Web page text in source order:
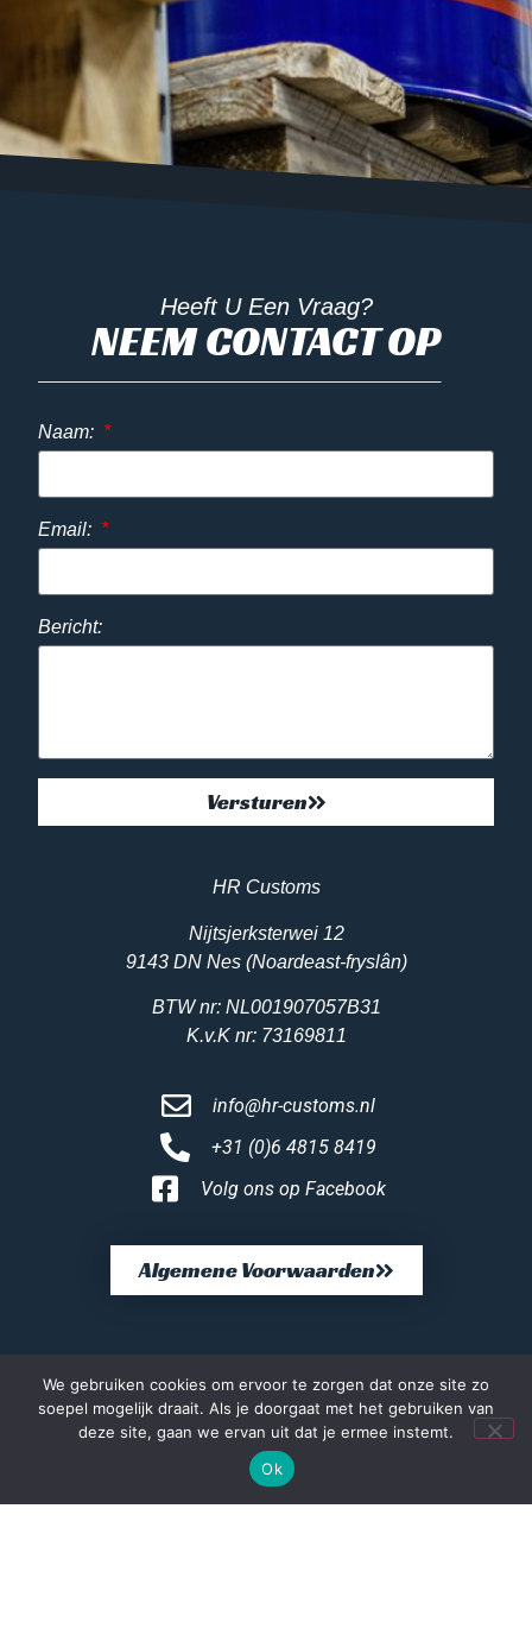
Heeft U Een Vraag?
NEEM CONTACT OP
Naam:
Email:
Bericht:
Versturen
HR Customs
Nijtsjerksterwei 12
9143 DN Nes (Noardeast-fryslân)
BTW nr: NL001907057B31
K.v.K nr: 73169811
info@hr-customs.nl
+31 (0)6 4815 8419
Volg ons op Facebook
Algemene Voorwaarden
We gebruiken cookies om ervoor te zorgen dat onze site zo
soepel mogelijk draait. Als je doorgaat met het gebruiken van
deze site, gaan we ervan uit dat je ermee instemt.
Ok